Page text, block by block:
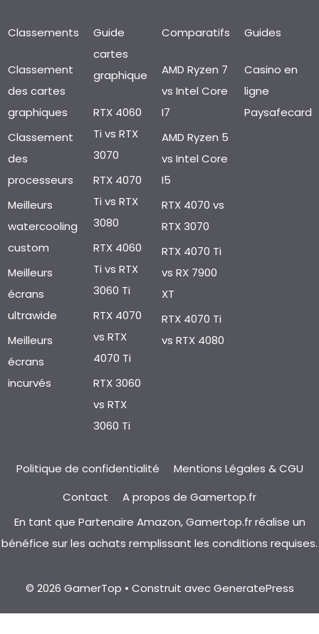
Classements
Classement
des cartes
graphiques
Classement
des
processeurs
Meilleurs
watercooling
custom
Meilleurs
écrans
ultrawide
Meilleurs
écrans
incurvés
Guide
cartes
graphique
RTX 4060
Ti vs RTX
3070
RTX 4070
Ti vs RTX
3080
RTX 4060
Ti vs RTX
3060 Ti
RTX 4070
vs RTX
4070 Ti
RTX 3060
vs RTX
3060 Ti
Comparatifs
AMD Ryzen 7
vs Intel Core
I7
AMD Ryzen 5
vs Intel Core
I5
RTX 4070 vs
RTX 3070
RTX 4070 Ti
vs RX 7900
XT
RTX 4070 Ti
vs RTX 4080
Guides
Casino en
ligne
Paysafecard
Politique de confidentialité
Mentions Légales & CGU
Contact
A propos de Gamertop.fr
En tant que Partenaire Amazon, Gamertop.fr réalise un
bénéfice sur les achats remplissant les conditions requises.
© 2026 GamerTop • Construit avecGeneratePress